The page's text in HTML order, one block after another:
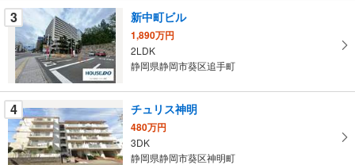
ジ
保
存
す
る
3 新中町ビル
1,890万円
2LDK
静岡県静岡市葵区追手町
4 チュリス神明
480万円
3DK
静岡県静岡市葵区神明町